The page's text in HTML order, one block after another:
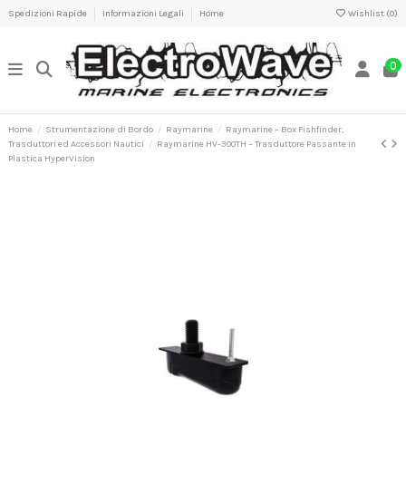
Spedizioni Rapide Informazioni Legali Home Wishlist (0)
0
Home Strumentazione di Bordo Raymarine
Raymarine – Box Fishfinder,
Trasduttori ed Accessori Nautici
Raymarine HV-300TH – Trasduttore Passante in
Plastica HyperVision